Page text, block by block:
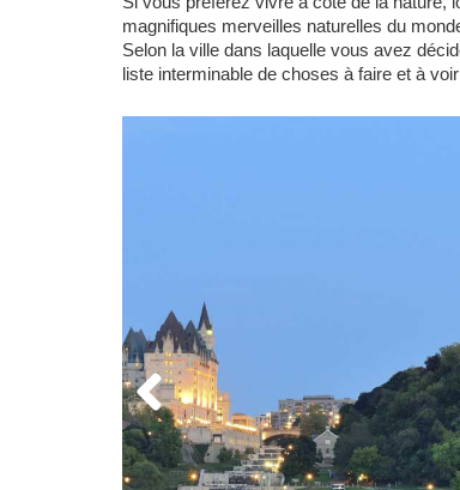
magnifiques merveilles naturelles du
Selon la ville dans laquelle vous avez
liste interminable de choses à faire et à